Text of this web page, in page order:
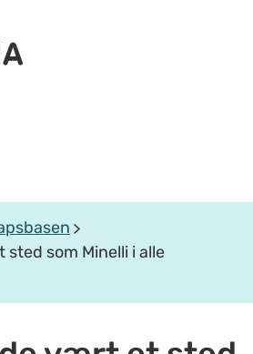
som Minelli i alle